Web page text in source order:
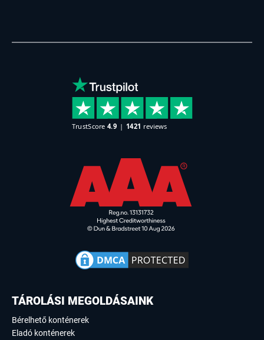
TÁROLÁSI MEGOLDÁSAINK
Bérelhető konténerek
Eladó konténerek